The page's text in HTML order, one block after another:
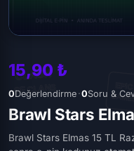
15,90 ₺
0Değerlendirme ·0Soru &
Brawl Stars
Brawl Stars Elmas 15 TL